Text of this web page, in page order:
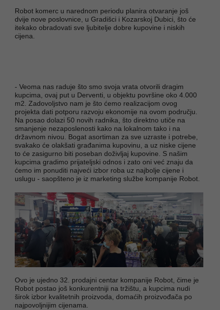
Robot komerc u narednom periodu planira otvaranje još
dvije nove poslovnice, u Gradišci i Kozarskoj Dubici, što će
itekako obradovati sve ljubitelje dobre kupovine i niskih
cijena.
- Veoma nas raduje što smo svoja vrata otvorili dragim
kupcima, ovaj put u Derventi, u objektu površine oko 4.000
m2. Zadovoljstvo nam je što ćemo realizacijom ovog
projekta dati potporu razvoju ekonomije na ovom području.
Na posao dolazi 50 novih radnika, što direktno utiče na
smanjenje nezaposlenosti kako na lokalnom tako i na
državnom nivou. Bogat asortiman za sve uzraste i potrebe,
svakako će olakšati građanima kupovinu, a uz niske cijene
to će zasigurno biti poseban doživljaj kupovine. S našim
kupcima gradimo prijateljski odnos i zato oni već znaju da
ćemo im ponuditi najveći izbor roba uz najbolje cijene i
uslugu - saopšteno je iz marketing službe kompanije Robot.
Ovo je ujedno 32. prodajni centar kompanije Robot, čime je
Robot postao još konkurentniji na tržištu, a kupcima nudi
širok izbor kvalitetnih proizvoda, domaćih proizvođača po
najpovoljnijim cijenama.